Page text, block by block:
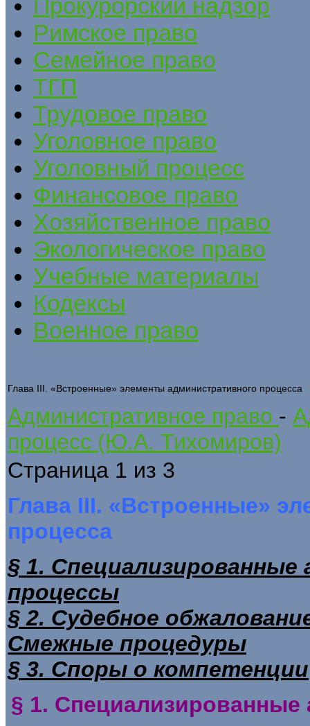
Прокурорский надзор
Римское право
Семейное право
ТГП
Трудовое право
Уголовное право
Уголовный процесс
Финансовое право
Хозяйственное право
Экологическое право
Учебные материалы
Кодексы
Военное право
Глава III. «Встроенные» элементы административного процесса
Административное право -
процесс (Ю.А. Тихомиров)
Страница 1 из 3
Глава III. «Встроенные»
процесса
§ 1.
процессы
§ 2. Судебное
Смежные процедуры
§ 3. Споры о компетенции
§ 1.